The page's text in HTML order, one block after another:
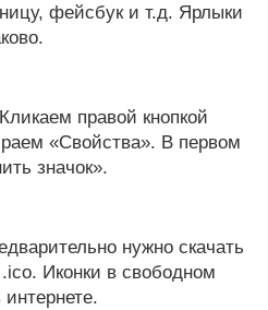
фейсбук и т.д. Ярлыки
правой кнопкой
«Свойства». В первом
значок».
нужно скачать
Иконки в свободном